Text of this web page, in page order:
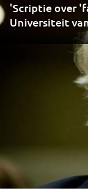
'Scriptie over
Universiteit